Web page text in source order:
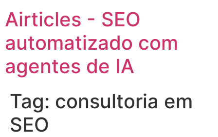
Airticles - SEO
automatizado com
agentes de IA
Tag: consultoria em
SEO